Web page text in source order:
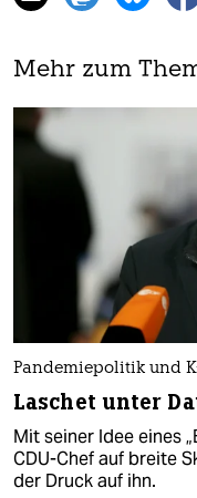
Mehr zum
Pandemiepolitik und
Laschet unter
Mit seiner Idee eines
CDU-Chef auf breite
der Druck auf ihn.